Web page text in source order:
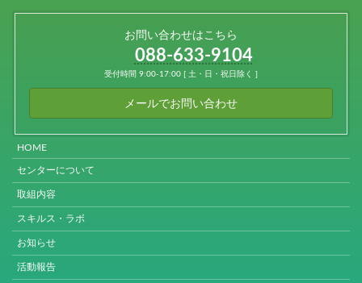
お問い合わせはこちら
088-633-9104
受付時間 9:00-17:00 [ 土・日・祝日除く ]
メールでお問い合わせ
HOME
センターについて
取組内容
スキルス・ラボ
お知らせ
活動報告